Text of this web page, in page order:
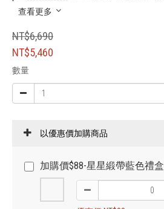
查看更多
NT$6,690
NT$5,460
數量
以優惠價加購商品
加購價$88-星星緞帶藍色禮盒